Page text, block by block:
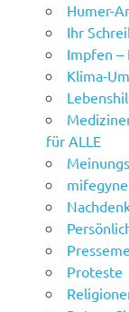
Humer-
Ihr
Impfen –
Klima-
für ALLE
mifegyne
Proteste